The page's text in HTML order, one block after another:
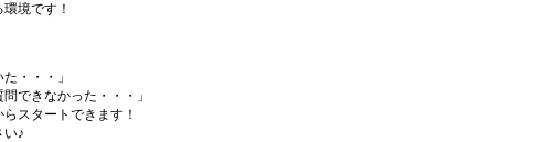
境です！
・・・」
できなかった・・・」
スタートできます！
い♪